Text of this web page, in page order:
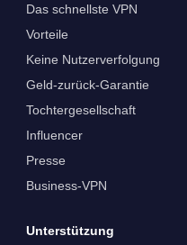
Das schnellste VPN
Vorteile
Keine Nutzerverfolgung
Geld-zurück-Garantie
Tochtergesellschaft
Influencer
Presse
Business-VPN
Unterstützung